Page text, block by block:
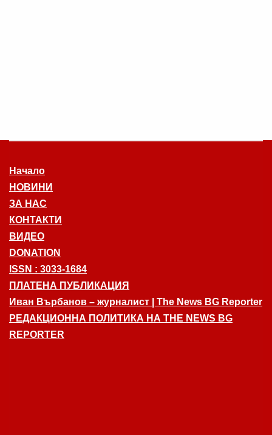
Начало
НОВИНИ
ЗА НАС
КОНТАКТИ
ВИДЕО
DONATION
ISSN : 3033-1684
ПЛАТЕНА ПУБЛИКАЦИЯ
Иван Върбанов – журналист | The News BG Reporter
РЕДАКЦИОННА ПОЛИТИКА НА THE NEWS BG
REPORTER